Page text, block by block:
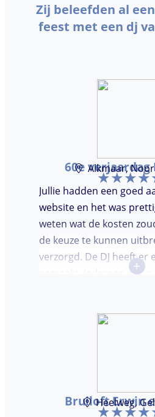
Zij beleefden al
feest met een dj
60eAlkmaar,
Jullie hadden een goed
website en het was
weten wat de kosten
de keuze te kunnen
verzorgd. De DJ heeft er
gemaakt. Iedereen was
over de DJ. Bij deze
+
Bruiloft Erwin
Heelweg,